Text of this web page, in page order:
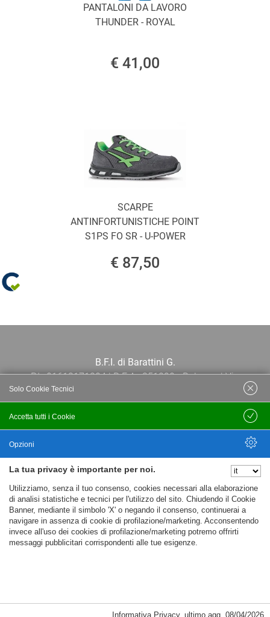
PANTALONI DA LAVORO
THUNDER - ROYAL
€ 41,00
SCARPE
ANTINFORTUNISTICHE POINT
S1PS FO SR - U-POWER
€ 87,50
B.F.I. di Barattini G.
P.I.: 01613171204 | R.E.A.: 351290 - Bologna | Via
Po 13E, 40139, Bologna | Telefono: 051
444638 | Email: bfi@bfi.bo.it
Privacy policy
Cookie policy
La tua privacy è importante per noi.
Utilizziamo, senza il tuo consenso, cookies necessari alla elaborazione
di analisi statistiche e tecnici per l'utilizzo del sito. Chiudendo il Cookie
Banner, mediante il simbolo 'X' o negando il consenso, continuerai a
navigare in assenza di cookie di profilazione/marketing. Acconsentendo
invece all'uso dei cookies di profilazione/marketing potremo offrirti
messaggi pubblicitari corrispondenti alle tue esigenze.
Cookie Necessari, Tecnici di Sessione
Accetta tutti i Cookie
Solo Cookie Tecnici
Salva
Opzioni
Nascondi Opzioni
Informativa Privacy, ultimo agg. 08/04/2026